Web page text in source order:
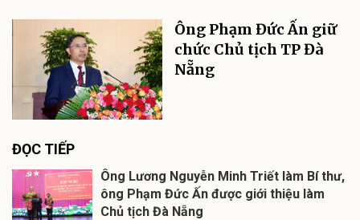
Ông Phạm Đức Ấn giữ
chức Chủ tịch TP Đà
Nẵng
ĐỌC TIẾP
Ông Lương Nguyễn Minh Triết làm Bí thư,
ông Phạm Đức Ấn được giới thiệu làm
Chủ tịch Đà Nẵng